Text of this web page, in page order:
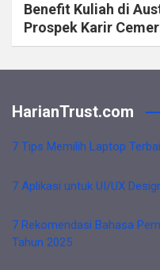
Benefit Kuliah di
Prospek Karir
HarianTrust.com
7 Tips Memilih Laptop
7 Aplikasi untuk UI/UX
7 Rekomendasi Bahasa
Tahun 2025